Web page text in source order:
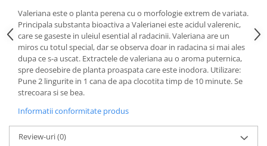
Valeriana este o planta perena cu o morfologie extrem de variata.
Principala substanta bioactiva a Valerianei este acidul valerenic,
care se gaseste in uleiul esential al radacinii. Valeriana are un
miros cu totul special, dar se observa doar in radacina si mai ales
dupa ce s-a uscat. Extractele de valeriana au o aroma puternica,
spre deosebire de planta proaspata care este inodora. Utilizare:
Pune 2 lingurite in 1 cana de apa clocotita timp de 10 minute. Se
strecoara si se bea.
Informatii conformitate produs
Review-uri(0)